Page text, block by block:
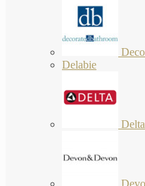
Delabie
Delta